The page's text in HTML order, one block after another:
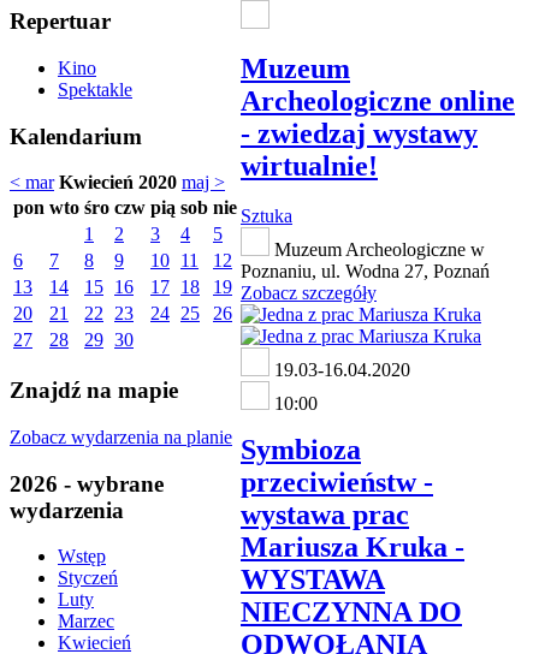
Repertuar
Kino
Spektakle
Kalendarium
< mar Kwiecień 2020 maj >
pon wto śro czw pią sob nie
1
2 3 4
5
6
7 8 9 10 11
12
13
14 15 16 17 18
19
20
21 22 23 24 25
26
27
28 29 30
Znajdź na mapie
Zobacz wydarzenia na planie
2026 - wybrane
wydarzenia
Wstęp
Styczeń
Luty
Marzec
Kwiecień
Muzeum
Archeologiczne online
- zwiedzaj wystawy
wirtualnie!
Sztuka
Muzeum Archeologiczne w
Poznaniu, ul. Wodna 27, Poznań
Zobacz szczegóły
19.03-16.04.2020
10:00
Symbioza
przeciwieństw -
wystawa prac
Mariusza Kruka -
WYSTAWA
NIECZYNNA DO
ODWOŁANIA